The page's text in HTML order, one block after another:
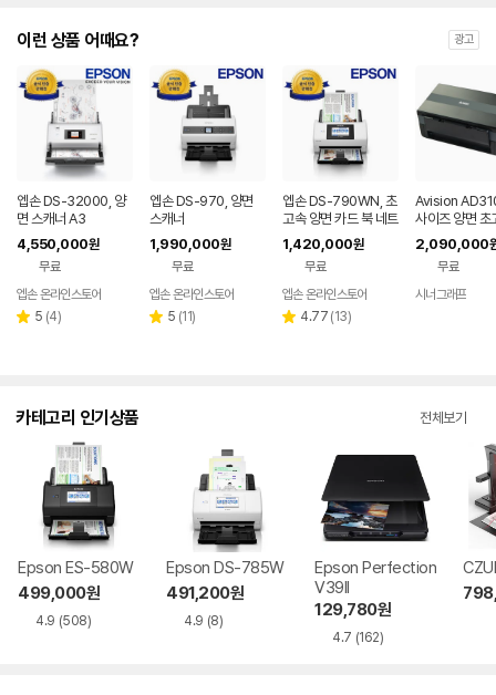
이런 상품 어때요? 광고
엡손 DS-32000, 양
면 스캐너 A3
4,550,000원
무료
엡손 온라인스토어
별 5 리
(4)
엡손 DS-970, 양면
스캐너
1,990,000원
무료
엡손 온라인스토어
별 5 리
(11)
엡손 DS-790WN, 초
고속 양면 카드 북 네트
워크 스캐너
1,420,000원
무료
엡손 온라인스토어
별 4.77 리
(13)
Avision
사이즈 양면 초
캐너
pm
2,090,000
무료
시너그래프
카테고리 인기상품 전체보기
Epson ES-580W
499,000원
4.9 (508)
Epson DS-785W
491,200원
4.9 (8)
Epson Perfection
V39II
129,780원
4.7 (162)